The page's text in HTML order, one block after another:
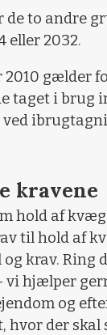
to andre
eller 2032.
gælder
taget i brug
kravene
hold af
til hold af
krav. Ring
vi hjælper
og
hvor der